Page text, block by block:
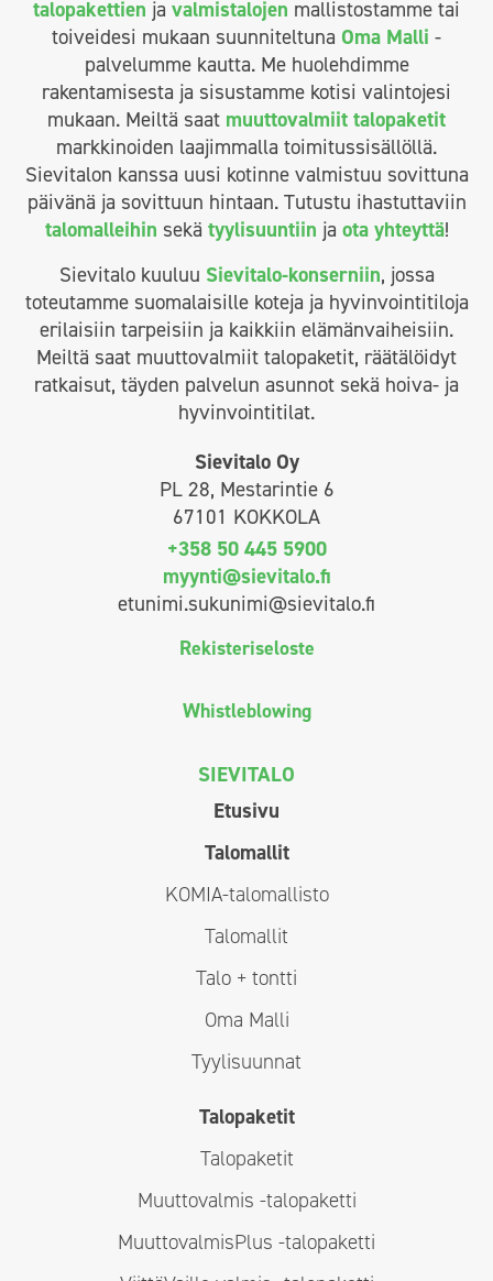
talopakettien ja valmistalojen mallistostamme tai
toiveidesi mukaan suunniteltuna Oma Malli -
palvelumme kautta. Me huolehdimme
rakentamisesta ja sisustamme kotisi valintojesi
mukaan. Meiltä saat muuttovalmiit talopaketit
markkinoiden laajimmalla toimitussisällöllä.
Sievitalon kanssa uusi kotinne valmistuu sovittuna
päivänä ja sovittuun hintaan. Tutustu ihastuttaviin
talomalleihin sekä tyylisuuntiin ja ota yhteyttä!
Sievitalo kuuluu Sievitalo-konserniin, jossa
toteutamme suomalaisille koteja ja hyvinvointitiloja
erilaisiin tarpeisiin ja kaikkiin elämänvaiheisiin.
Meiltä saat muuttovalmiit talopaketit, räätälöidyt
ratkaisut, täyden palvelun asunnot sekä hoiva- ja
hyvinvointitilat.
Sievitalo Oy
PL 28, Mestarintie 6
67101 KOKKOLA
+358 50 445 5900
myynti@sievitalo.fi
etunimi.sukunimi@sievitalo.fi
Rekisteriseloste
Whistleblowing
SIEVITALO
Etusivu
Talomallit
KOMIA-talomallisto
Talomallit
Talo + tontti
Oma Malli
Tyylisuunnat
Talopaketit
Talopaketit
Muuttovalmis -talopaketti
MuuttovalmisPlus -talopaketti